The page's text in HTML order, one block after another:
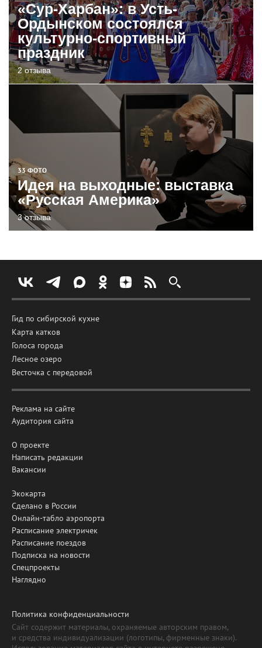
«Сур-Харбан»: в Усть-
Ордынском состоялся
культурно-спортивный
праздник
2 отзыва
33 ФОТО
Идея на выходные: выставка
«Русская Америка»
3 отзыва
Гид по сибирской кухне
Карта катков
Голоса города
Лесное озеро
Весточка с передовой
Реклама на сайте
Аудитория сайта
О проекте
Написать редакции
Вакансии
Экокарта
Сделано в России
Онлайн-табло аэропорта
Расписание электричек
Расписание поездов
Подписка на новости
Спецпроекты
Наглядно
Политика конфиденциальности
Сайт содержит материалы, охраняемые авторским правом,
и средства индивидуализации (логотипы, фирменные знаки).